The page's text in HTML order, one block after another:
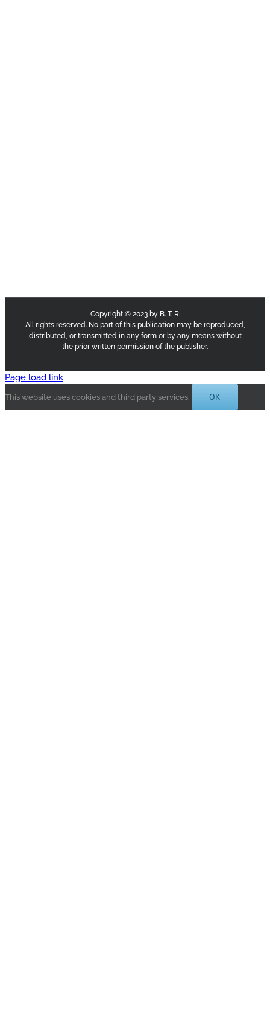
Copyright © 2023 by B. T. R.
All rights reserved. No part of this publication may be reproduced,
distributed, or transmitted in any form or by any means without
the prior written permission of the publisher.
Page load link
This website uses cookies and third party services. OK